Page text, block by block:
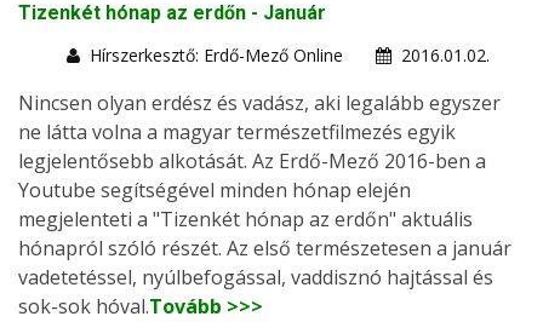
Tizenkét hónap az erdőn - Január
Hírszerkesztő: Erdő-Mező Online
2016.01.02.
Nincsen olyan erdész és vadász, aki legalább egyszer
ne látta volna a magyar természetfilmezés egyik
legjelentősebb alkotását. Az Erdő-Mező 2016-ben a
Youtube segítségével minden hónap elején
megjelenteti a "Tizenkét hónap az erdőn" aktuális
hónapról szóló részét. Az első természetesen a január
vadetetéssel, nyúlbefogással, vaddisznó hajtással és
sok-sok hóval.Tovább >>>